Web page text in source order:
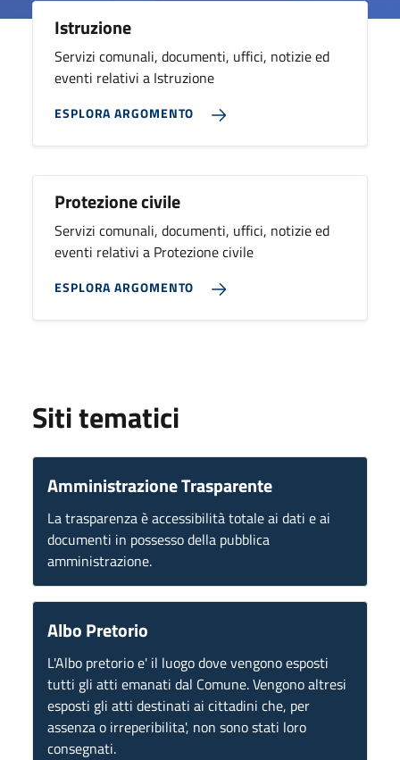
Istruzione
Servizi comunali, documenti, uffici, notizie ed
eventi relativi a Istruzione
ESPLORA ARGOMENTO
Protezione civile
Servizi comunali, documenti, uffici, notizie ed
eventi relativi a Protezione civile
ESPLORA ARGOMENTO
Siti tematici
Amministrazione Trasparente
La trasparenza è accessibilità totale ai dati e ai
documenti in possesso della pubblica
amministrazione.
Albo Pretorio
L'Albo pretorio e' il luogo dove vengono esposti
tutti gli atti emanati dal Comune. Vengono altresi
esposti gli atti destinati ai cittadini che, per
assenza o irreperibilita', non sono stati loro
consegnati.